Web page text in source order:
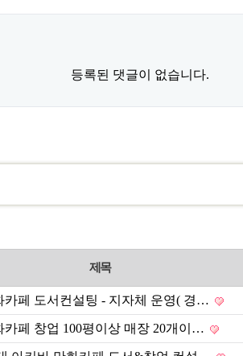
등록된 댓글이 없습니다.
제목
카페 도서컨설팅 - 지자체 운영( 경…
카페 창업 100평이상 매장 20개이…